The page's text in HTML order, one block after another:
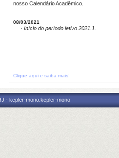
nosso Calendário Acadêmico.
08/03/2021
· Início do período letivo 2021.1.
Clique aqui e saiba mais!
- kepler-mono.kepler-mono